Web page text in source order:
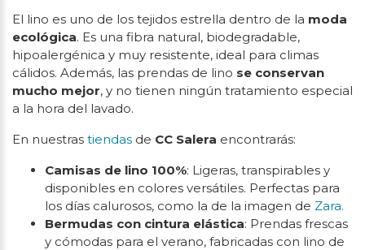
El lino es uno de los tejidos estrella dentro de la moda
ecológica. Es una fibra natural, biodegradable,
hipoalergénica y muy resistente, ideal para climas
cálidos. Además, las prendas de lino se conservan
mucho mejor, y no tienen ningún tratamiento especial
a la hora del lavado.
En nuestras tiendas de CC Salera encontrarás:
Camisas de lino 100%: Ligeras, transpirables y
disponibles en colores versátiles. Perfectas para
los días calurosos, como la de la imagen de Zara.
Bermudas con cintura elástica: Prendas frescas
y cómodas para el verano, fabricadas con lino de